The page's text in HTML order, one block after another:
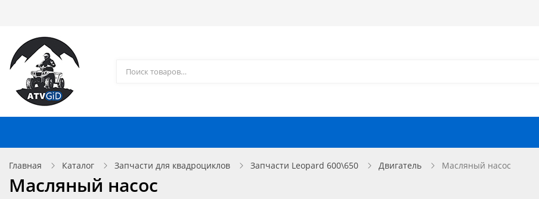
Главная Каталог Запчасти для квадроциклов Запчасти Leopard 600\650 Двигатель Масляный насос
Масляный насос